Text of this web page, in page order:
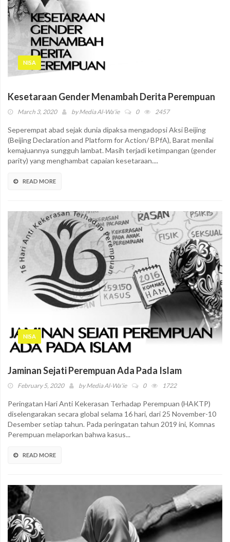
NISA
Kesetaraan Gender Menambah Derita Perempuan
March 3, 2020 byMedia Al-Wa'ie 0 2457
Seperempat abad sejak dunia dipaksa mengadopsi Aksi Beijing
(Beijing Declaration and Platform for Action/ BPfA), Barat menilai
kemajuannya sungguh lambat. Masih terjadi ketimpangan (gender
parity) yang menghambat capaian kesetaraan....
READ MORE
NISA
Jaminan Sejati Perempuan Ada Pada Islam
February 5, 2020 byMedia Al-Wa'ie 0 1722
Peringatan Hari Anti Kekerasan Terhadap Perempuan (HAKTP)
diselengarakan secara global selama 16 hari, dari 25 November-10
Desember setiap tahun. Pada peringatan tahun 2019 ini, Komnas
Perempuan melaporkan bahwa kasus...
READ MORE